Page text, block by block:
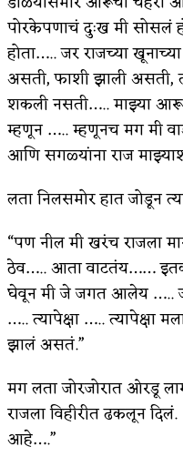
पोरकेपणाचं दुःख मी सोसलं
होता….. जर राजच्या
असती, फाशी झाली
शकली नसती….. माझ्या
म्हणून ….. म्हणूनच मग मी
आणि सगळ्यांना राज
लता निलसमोर हात जोडून
“पण नील मी खरंच राजला
ठेव….. आता वाटतंय……
घेवून मी जे जगत आलेय …..
….. त्यापेक्षा ….. त्यापेक्षा
झालं असतं.”
मग लता जोरजोरात ओरडू
राजला विहीरीत ढकलून
आहे….”